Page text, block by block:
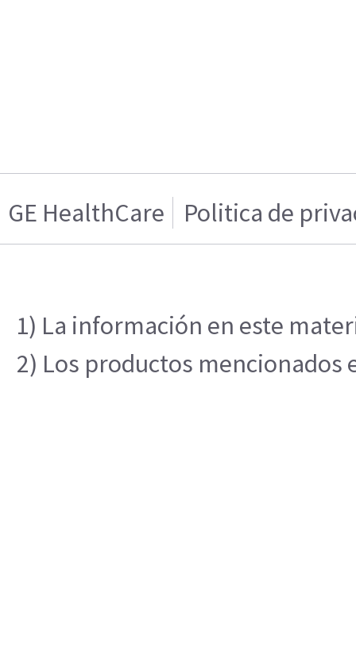
GE HealthCare Politica de
1) La información en este
2) Los productos mencionados